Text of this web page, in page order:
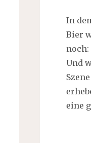
In
Bier
Und
eine